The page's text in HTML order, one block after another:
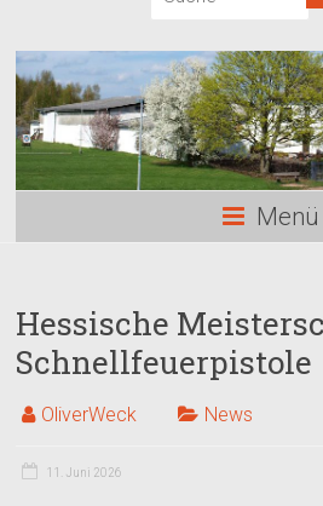
Menü
Hessische
Schnellfeuerpistole
OliverWeck News
11. Juni 2026